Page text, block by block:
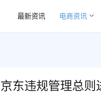
最新资讯 电商资讯
京东违规管理总则